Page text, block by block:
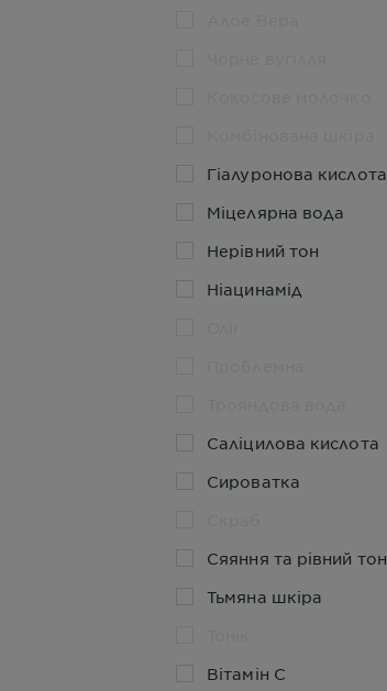
Гіалуронова кислота
Міцелярна вода
Нерівний тон
Ніацинамід
Саліцилова кислота
Сироватка
Сяяння та рівний тон
Тьмяна шкіра
Вітамін С